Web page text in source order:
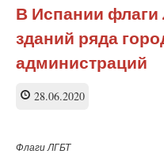
В Испании
зданий ряда
администраций
28.06.2020
Флаги ЛГБТ